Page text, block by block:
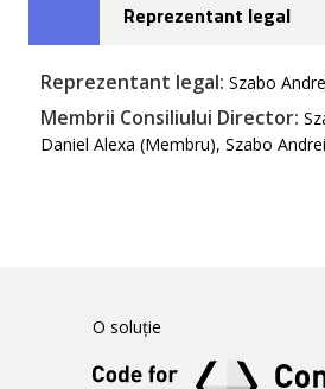
Reprezentant legal
Reprezentant legal: Szabo
Membrii Consiliului Director:
Daniel Alexa (Membru), Szabo
O soluție